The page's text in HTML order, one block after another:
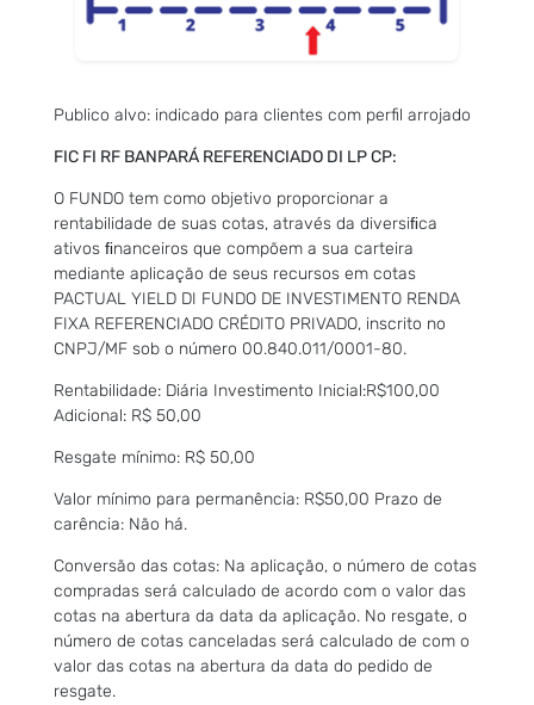
Publico alvo: indicado para clientes com perfil arrojado
FIC FI RF BANPARÁ REFERENCIADO DI LP CP:
O FUNDO tem como objetivo proporcionar a
rentabilidade de suas cotas, através da diversiﬁca
ativos ﬁnanceiros que compõem a sua carteira
mediante aplicação de seus recursos em cotas
PACTUAL YIELD DI FUNDO DE INVESTIMENTO RENDA
FIXA REFERENCIADO CRÉDITO PRIVADO, inscrito no
CNPJ/MF sob o número 00.840.011/0001-80.
Rentabilidade: Diária Investimento Inicial:R$100,00
Adicional: R$ 50,00
Resgate mínimo: R$ 50,00
Valor mínimo para permanência: R$50,00 Prazo de
carência: Não há.
Conversão das cotas: Na aplicação, o número de cotas
compradas será calculado de acordo com o valor das
cotas na abertura da data da aplicação. No resgate, o
número de cotas canceladas será calculado de com o
valor das cotas na abertura da data do pedido de
resgate.